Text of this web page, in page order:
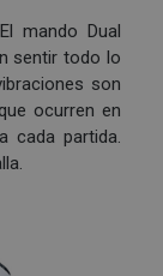
mando Dual
sentir todo lo
son
ocurren en
cada partida.